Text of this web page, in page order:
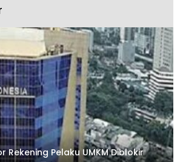
Rekening Pelaku UMKM Diblokir